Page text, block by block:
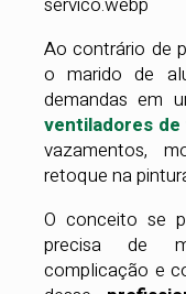
Ao contrário de
o marido de
demandas em
ventiladores
vazamentos,
retoque na
O conceito se
precisa de
complicação e